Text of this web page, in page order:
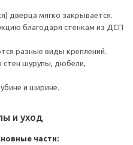
дверца мягко закрывается.
благодаря стенкам из ДСП
разные виды креплений.
шурупы, дюбели,
и ширине.
и уход
части: